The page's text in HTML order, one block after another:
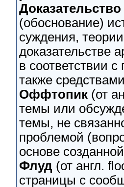
Доказательство
(обоснование)
суждения,
доказательстве
в соответствии
также
Оффтопик(от
темы или
темы, не
проблемой
основе
Флуд (от англ.
страницы с